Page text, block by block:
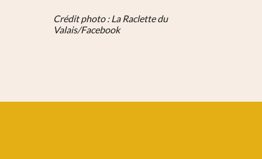
Crédit photo : La Raclette du
Valais/Facebook